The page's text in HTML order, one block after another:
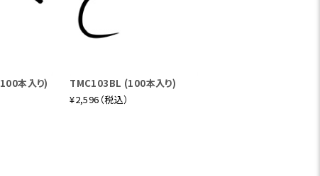
ースバージョンです。Jスイッチの6番
グラインを用いたリトリーブ＆スイング
軽さとしなやかさが特徴です。
トランティックサーモンショートSWT
本入り)
TMC103BL (100本入り)
¥2,596（税込）